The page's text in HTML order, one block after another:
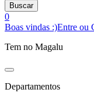
Buscar
0
Boas vindas :)Entre ou
Tem no Magalu
Departamentos